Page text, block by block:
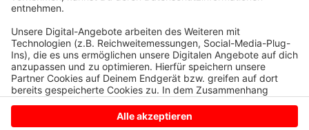
Anzeige